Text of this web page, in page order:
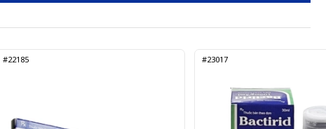
#22185 #23017